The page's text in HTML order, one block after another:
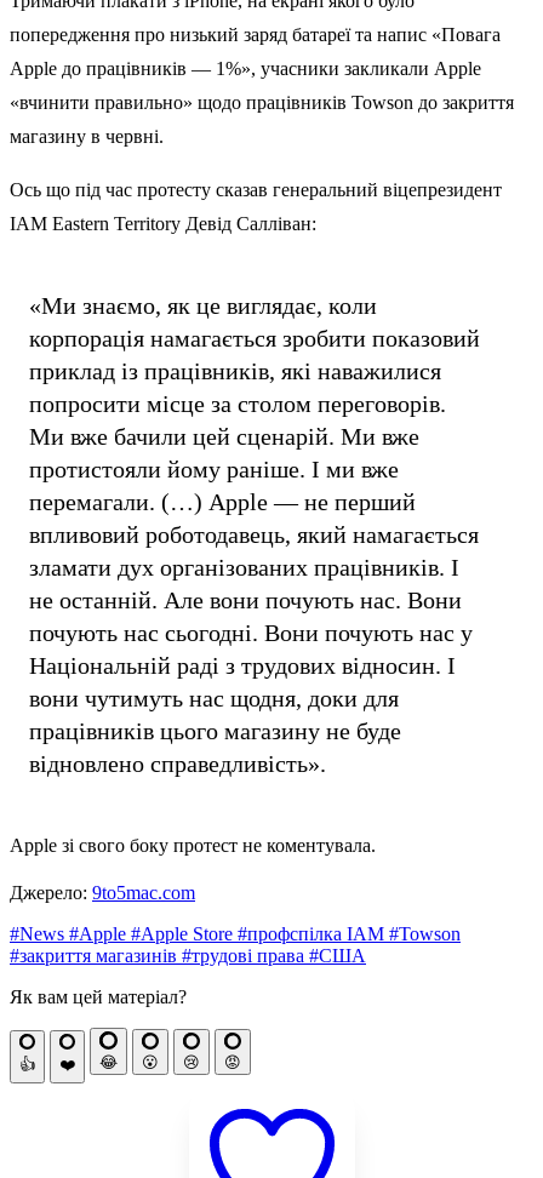
попередження про низький заряд батареї та напис «Повага
Apple до працівників — 1%», учасники закликали Apple
«вчинити правильно» щодо працівників Towson до закриття
магазину в червні.
Ось що під час протесту сказав генеральний віцепрезидент
IAM Eastern Territory Девід Салліван:
«Ми знаємо, як це виглядає, коли
корпорація намагається зробити показовий
приклад із працівників, які наважилися
попросити місце за столом переговорів.
Ми вже бачили цей сценарій. Ми вже
протистояли йому раніше. І ми вже
перемагали. (…) Apple — не перший
впливовий роботодавець, який намагається
зламати дух організованих працівників. І
не останній. Але вони почують нас. Вони
почують нас сьогодні. Вони почують нас у
Національній раді з трудових відносин. І
вони чутимуть нас щодня, доки для
працівників цього магазину не буде
відновлено справедливість».
Apple зі свого боку протест не коментувала.
Джерело: 9to5mac.com
#News #Apple #Apple Store #профспілка IAM #Towson
#закриття магазинів #трудові права #США
Як вам цей матеріал?
👍 ❤️ 😂 😮 😢 😡